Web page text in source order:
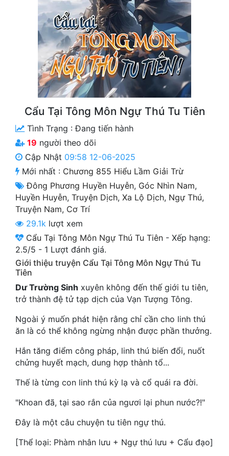
Truyện Convert
Truyện Dịch
Truyện Nhập Môn
Truyện ngắn
Xa Lộ Dịch
Cung Đấu
Cạnh Kỹ
Cổ Tiên Hiệp
Cổ Đại
Du Hí
Dã Sử
Dị Giới
Gia Đấu
Góc Nhìn Nam
Cẩu Tại Tông Môn Ngự Thú Tu Tiên
Tình Trạng :Đang tiến hành
19 người theo dõi
Cập Nhật 09:58 12-06-2025
Mới nhất : Chương 855 Hiểu Lầm Giải Trừ
Đông Phương Huyền Huyễn, Góc Nhìn Nam,
Huyền Huyễn, Truyện Dịch, Xa Lộ Dịch, Ngự Thú,
Truyện Nam, Cơ Trí
29.1k lượt xem
Cẩu Tại Tông Môn Ngự Thú Tu Tiên - Xếp hạng:
2.5/5 - 1 Lượt đánh giá.
Giới thiệu truyện Cẩu Tại Tông Môn Ngự Thú Tu
Tiên
Dư Trường Sinh xuyên không đến thế giới tu tiên,
trở thành đệ tử tạp dịch của Vạn Tượng Tông.
Ngoài ý muốn phát hiện rằng chỉ cần cho linh thú
ăn là có thể không ngừng nhận được phần thưởng.
Hắn tăng điểm công pháp, linh thú biến đổi, nuốt
chửng huyết mạch, dung hợp thành tổ...
Thế là từng con linh thú kỳ lạ và cổ quái ra đời.
"Khoan đã, tại sao rắn của ngươi lại phun nước?!"
Đây là một câu chuyện tu tiên ngự thú.
[Thể loại: Phàm nhân lưu + Ngự thú lưu + Cẩu đạo]